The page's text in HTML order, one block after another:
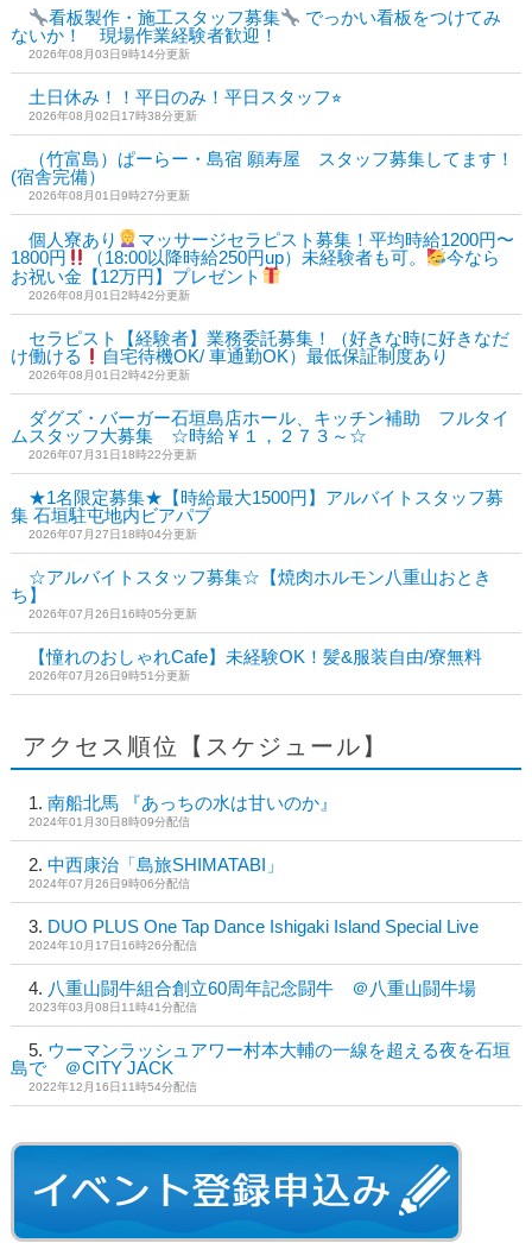
看板製作・施工スタッフ募集
でっかい看板をつけてみ
ないか！ 現場作業経験者歓迎！
2026年08月03日9時14分更新
土日休み！！平日のみ！平日スタッフ⭐︎
2026年08月02日17時38分更新
（竹富島）ぱーらー・島宿 願寿屋 スタッフ募集してます！
(宿舎完備）
2026年08月01日9時27分更新
個人寮あり
マッサージセラピスト募集！平均時給1200円〜
1800円
（18:00以降時給250円up）未経験者も可。
今なら
お祝い金【12万円】プレゼント
2026年08月01日2時42分更新
セラピスト【経験者】業務委託募集！（好きな時に好きなだ
け働ける
自宅待機OK/ 車通勤OK）最低保証制度あり
2026年08月01日2時42分更新
ダグズ・バーガー石垣島店ホール、キッチン補助 フルタイ
ムスタッフ大募集 ☆時給￥１，２７３～☆
2026年07月31日18時22分更新
★1名限定募集★【時給最大1500円】アルバイトスタッフ募
集 石垣駐屯地内ビアパブ
2026年07月27日18時04分更新
☆アルバイトスタッフ募集☆【焼肉ホルモン八重山おとき
ち】
2026年07月26日16時05分更新
【憧れのおしゃれCafe】未経験OK！髪&服装自由/寮無料
2026年07月26日9時51分更新
アクセス順位【スケジュール】
南船北馬 『あっちの水は甘いのか』
2024年01月30日8時09分配信
中西康治「島旅SHIMATABI」
2024年07月26日9時06分配信
DUO PLUS One Tap Dance Ishigaki Island Special Live
2024年10月17日16時26分配信
八重山闘牛組合創立60周年記念闘牛 ＠八重山闘牛場
2023年03月08日11時41分配信
ウーマンラッシュアワー村本大輔の一線を超える夜を石垣
島で ＠CITY JACK
2022年12月16日11時54分配信